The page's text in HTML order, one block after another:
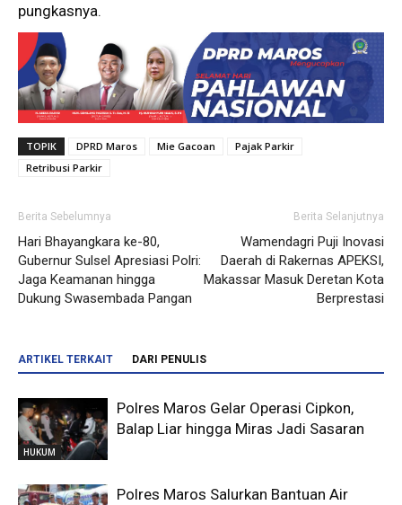
pungkasnya.
TOPIK DPRD Maros Mie Gacoan
Pajak Parkir
Retribusi Parkir
Berita Sebelumnya
Hari Bhayangkara ke-80,
Gubernur Sulsel Apresiasi Polri:
Jaga Keamanan hingga
Dukung Swasembada Pangan
Berita Selanjutnya
Wamendagri Puji Inovasi
Daerah di Rakernas APEKSI,
Makassar Masuk Deretan Kota
Berprestasi
ARTIKEL TERKAIT DARI PENULIS
HUKUM
Polres Maros Gelar Operasi Cipkon,
Balap Liar hingga Miras Jadi Sasaran
Polres Maros Salurkan Bantuan Air